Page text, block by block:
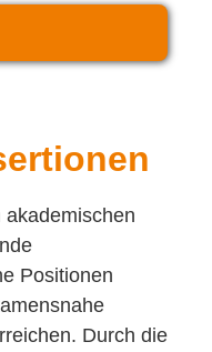
Positionen
Durch die